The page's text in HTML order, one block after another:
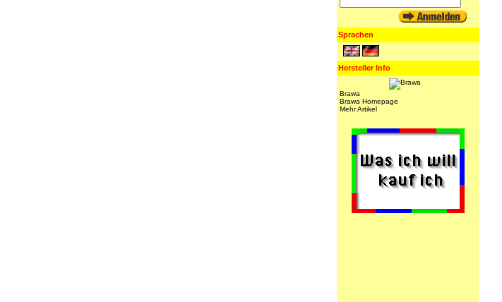
Sprachen
Hersteller Info
Brawa
Brawa Homepage
Mehr Artikel